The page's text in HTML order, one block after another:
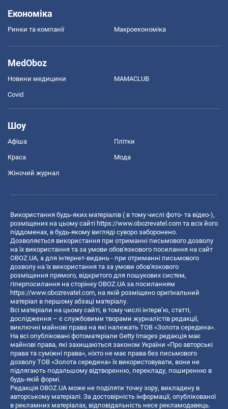
Економіка
Ринки та компанії Макроекономіка
MedOboz
Новини медицини MAMACLUB
Covid
Шоу
Афіша Плітки
Краса Мода
Жіночий журнал
Використання будь-яких матеріалів ( в тому числі фото- та відео-),
розміщених на цьому сайті https://www.obozrevatel.com та всіх його
піддоменах, в будь-якому вигляді суворо заборонено.
Дозволяється використання при отриманні письмового дозволу
на їх використання та за умови обов'язкового посилання на сайт
OBOZ.UA, а для інтернет-видань - при отриманні письмового
дозволу на їх використання та за умови обов'язкового
розміщення прямого, відкритого для пошукових систем,
гіперпосилання на сторінку OBOZ.UA за посиланням
https://www.obozrevatel.com, на якій розміщено оригінальний
матеріал в першому абзаці матеріалу.
Всі матеріали на цьому сайті, в тому числі інтерв’ю, статті,
дослідження – є службовими творами журналістів редакції,
виключні майнові права на які належать ТОВ «Золота середина».
На всі опубліковані фотоматеріали Getty Images редакція має
майнові права, які захищаються законом України «Про авторські
права та суміжні права», ніхто не має права без письмового
дозволу ТОВ «Золота середина» їх використовувати, вони не
підлягають подальшому відтворенню, перекладу, поширенню в
будь-якій формі.
Редакція OBOZ.UA може не поділяти точку зору, викладену в
авторському матеріалі. За достовірність інформації, опублікованої
в рекламних матеріалах, відповідальність несе рекламодавець.